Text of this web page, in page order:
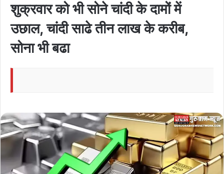
शुक्रवार को भी सोने चांदी के दामों में
उछाल, चांदी साढे तीन लाख के करीब,
सोना भी बढा